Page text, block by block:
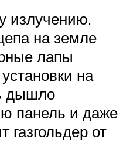
излучению.
на земле
лапы
на
дышло
панель и даже
газгольдер от